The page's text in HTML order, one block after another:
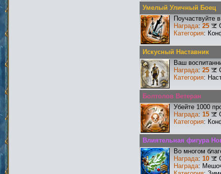
Умелый Уличный Боец
Поучаствуйте
Награда: 25
Категория:
Искусный Наставник
Ваш
Награда: 25
Категория:
Болтолов Ветеран
Убейте 1000
Награда: 15
Категория:
Влиятельная фигура
Во многом
Награда: 10
Награда: